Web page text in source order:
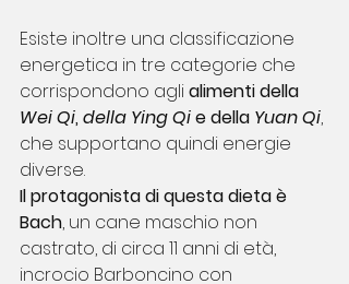
Esiste inoltre una classificazione
energetica in tre categorie che
corrispondono agli alimenti della
Wei Qi, della Ying Qi e della Yuan Qi,
che supportano quindi energie
diverse.
Il protagonista di questa dieta è
Bach, un cane maschio non
castrato, di circa 11 anni di età,
incrocio Barboncino con